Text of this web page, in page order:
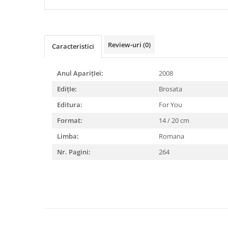
Caracteristici Review-uri (0)
Anul AparițIei:
2008
EdițIe:
Brosata
Editura:
For You
Format:
14 / 20 cm
Limba:
Romana
Nr. Pagini:
264